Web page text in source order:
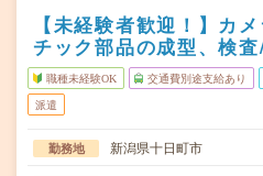
【未経験者歓迎！】カ
チック部品の成型、検
職種未経験OK 交通費別途支給あり
派遣
勤務地 新潟県十日町市